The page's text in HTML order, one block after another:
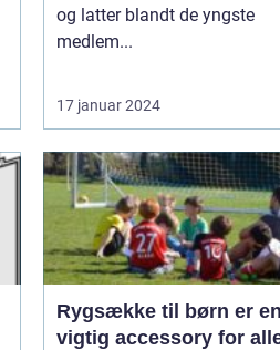
og latter blandt de yngste
medlem...
17 januar 2024
Rygsække til børn er
vigtig accessory for